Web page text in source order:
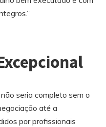
seria completo sem o
até a
por profissionais